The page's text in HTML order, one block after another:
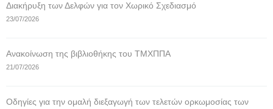
Διακήρυξη των Δελφών για τον Χωρικό Σχεδιασμό
23/07/2026
Ανακοίνωση της βιβλιοθήκης του ΤΜΧΠΠΑ
21/07/2026
Οδηγίες για την ομαλή διεξαγωγή των τελετών ορκωμοσίας των